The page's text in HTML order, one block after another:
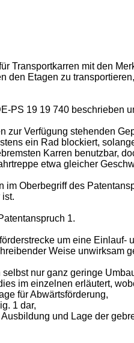
Transportkarren mit den
den Etagen zu
PS 19 19 740 beschrieben
zur Verfügung stehenden
ein Rad blockiert,
Karren benutzbar,
etwa gleicher
Oberbegriff des
1.
um eine
Weise unwirksam
nur ganz geringe
im einzelnen erläutert,
für Abwärtsförderung,
1 dar,
und Lage der